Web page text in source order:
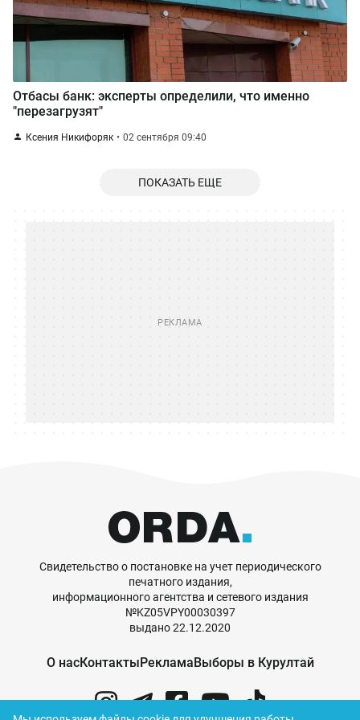
Отбасы банк: эксперты определили, что именно
"перезагрузят"
Ксения Никифоряк 02 сентября 09:40
ПОКАЗАТЬ ЕЩЕ
Свидетельство о постановке на учет периодического
печатного издания,
информационного агентства и сетевого издания
№KZ05VPY00030397
выдано 22.12.2020
О насКонтактыРекламаВыборы в Курултай